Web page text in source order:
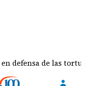
de las tortugas